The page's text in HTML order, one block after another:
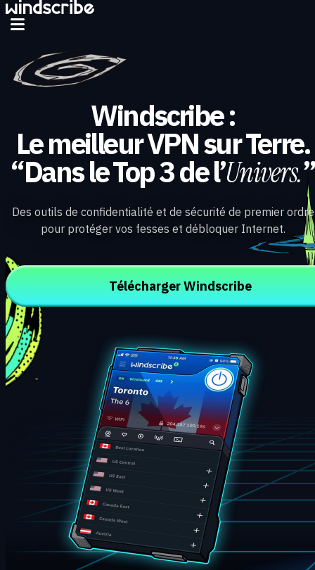
Aller au contenu principal
Windscribe :
Le meilleur VPN sur Terre.
“Dans le Top 3 de l’Univers.”
Des outils de confidentialité et de sécurité de premier ordre
pour protéger vos fesses et débloquer Internet.
Télécharger Windscribe